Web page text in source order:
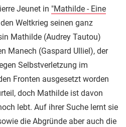
Jeunet in "Mathilde - Eine
Weltkrieg seinen ganz
Mathilde (Audrey Tautou)
Manech (Gaspard Ulliel), der
Selbstverletzung im
Fronten ausgesetzt worden
doch Mathilde ist davon
lebt. Auf ihrer Suche lernt sie
die Abgründe aber auch die